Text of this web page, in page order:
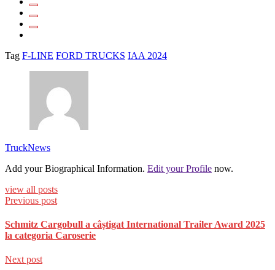
Tag F-LINE FORD TRUCKS IAA 2024
TruckNews
Add your Biographical Information. Edit your Profile now.
view all posts
Previous post
Schmitz Cargobull a câștigat International Trailer Award 2025
la categoria Caroserie
Next post